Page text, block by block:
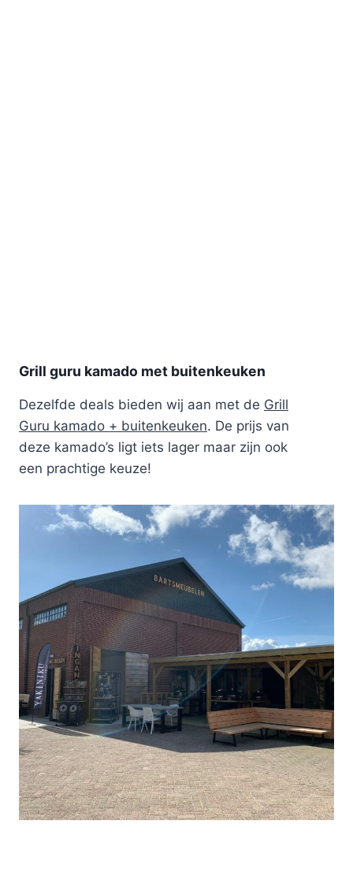
Grill guru kamado met buitenkeuken
Dezelfde deals bieden wij aan met de Grill
Guru kamado + buitenkeuken. De prijs van
deze kamado’s ligt iets lager maar zijn ook
een prachtige keuze!